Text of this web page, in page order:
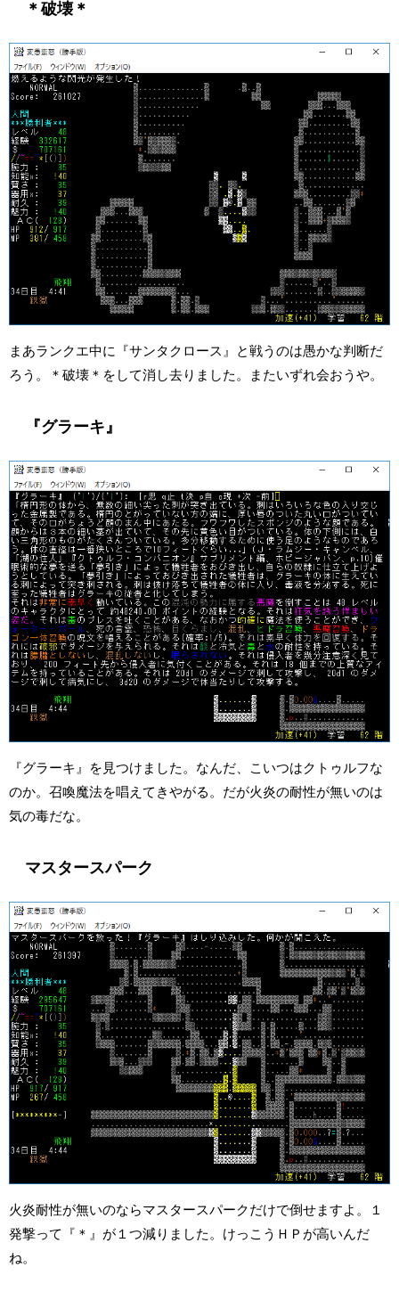
＊破壊＊
まあランクエ中に『サンタクロース』と戦うのは愚かな判断だ
ろう。＊破壊＊をして消し去りました。またいずれ会おうや。
『グラーキ』
『グラーキ』を見つけました。なんだ、こいつはクトゥルフな
のか。召喚魔法を唱えてきやがる。だが火炎の耐性が無いのは
気の毒だな。
マスタースパーク
火炎耐性が無いのならマスタースパークだけで倒せますよ。１
発撃って『＊』が１つ減りました。けっこうＨＰが高いんだ
ね。